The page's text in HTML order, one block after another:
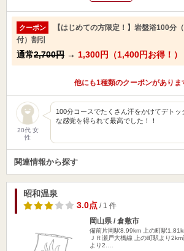
クーポン
【はじめての方限定！】岩盤浴100分
付）割引
通常2,700円 → 1,300円（1,400円お得！）
他にも1種類のクーポンがありま
20代 女
性
100分コースでたくさん汗をかけてデト
な感覚を得られて最高でした！！
関連情報から探す
昭和温泉
3.0点/ 1 件
岡山県 / 倉敷市
備前片岡駅8.99km
上の町駅
ＪＲ瀬戸大橋線 上の町駅より
より2.…